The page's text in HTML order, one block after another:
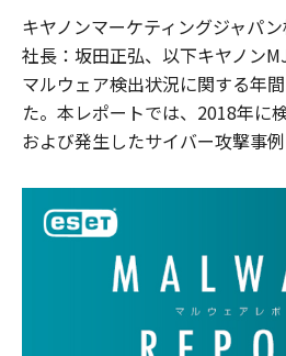
キヤノンマーケティングジャパ
社長：坂田正弘、以下キヤノン
マルウェア検出状況に関する年
た。本レポートでは、2018年に
および発生したサイバー攻撃事例